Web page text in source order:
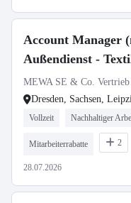
Account Manager
Außendienst -
MEWA SE & Co.
Dresden, Sachsen,
Vollzeit Nachhaltiger
Mitarbeiterrabatte 2
28.07.2026